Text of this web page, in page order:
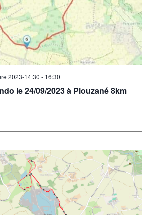
le 24/09/2023 à Plouzané 8km
2023-14:30 - 16:30